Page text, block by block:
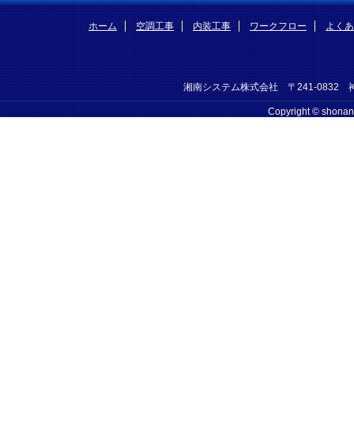
ホーム 空調工事 内装工事 ワークフロー よく
湘南システム株式会社 〒241-0832
Copyright ©